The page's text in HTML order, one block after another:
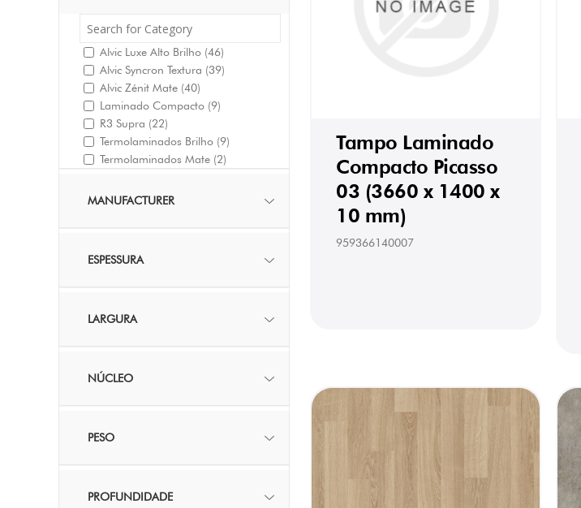
Tampo Laminado
Compacto Picasso
03 (3660 x 1400 x
10 mm)
959366140007
Alvic Luxe Alto Brilho (46)
Alvic Syncron Textura (39)
Alvic Zénit Mate (40)
Laminado Compacto (9)
R3 Supra (22)
Termolaminados Brilho (9)
Termolaminados Mate (2)
MANUFACTURER
ESPESSURA
LARGURA
NÚCLEO
PESO
PROFUNDIDADE